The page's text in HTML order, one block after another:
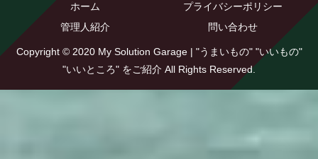
ホーム
プライバシーポリシー
管理人紹介
問い合わせ
Copyright © 2020 My Solution Garage | "うまいもの" "いいもの"
"いいところ" をご紹介 All Rights Reserved.